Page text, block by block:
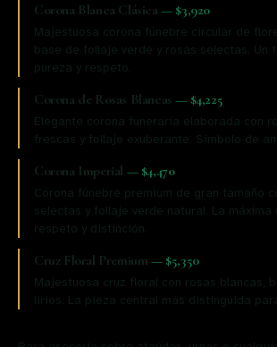
Corona Blanca Clásica — $3,920
Majestuosa corona fúnebre circular de
base de follaje verde y rosas selectas. Un
pureza y respeto.
Corona de Rosas Blancas — $4,225
Elegante corona funeraria elaborada con
frescas y follaje exuberante. Símbolo de
Corona Imperial — $4,470
Corona fúnebre premium de gran tamaño
selectas y follaje verde natural. La máxima
respeto y distinción.
Cruz Floral Premium — $5,350
Majestuosa cruz floral con rosas blancas,
lirios. La pieza central más distinguida